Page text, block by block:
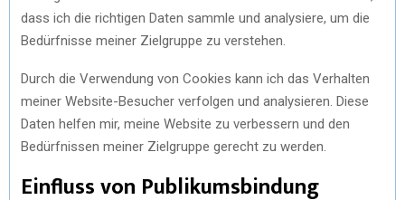
dass ich die richtigen Daten sammle und analysiere, um die
Bedürfnisse meiner Zielgruppe zu verstehen.
Durch die Verwendung von Cookies kann ich das Verhalten
meiner Website-Besucher verfolgen und analysieren. Diese
Daten helfen mir, meine Website zu verbessern und den
Bedürfnissen meiner Zielgruppe gerecht zu werden.
Einfluss von Publikumsbindung